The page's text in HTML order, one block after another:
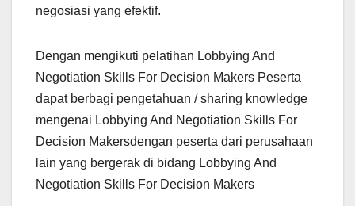
negosiasi yang efektif.
Dengan mengikuti pelatihan Lobbying And
Negotiation Skills For Decision Makers Peserta
dapat berbagi pengetahuan / sharing knowledge
mengenai Lobbying And Negotiation Skills For
Decision Makersdengan peserta dari perusahaan
lain yang bergerak di bidang Lobbying And
Negotiation Skills For Decision Makers